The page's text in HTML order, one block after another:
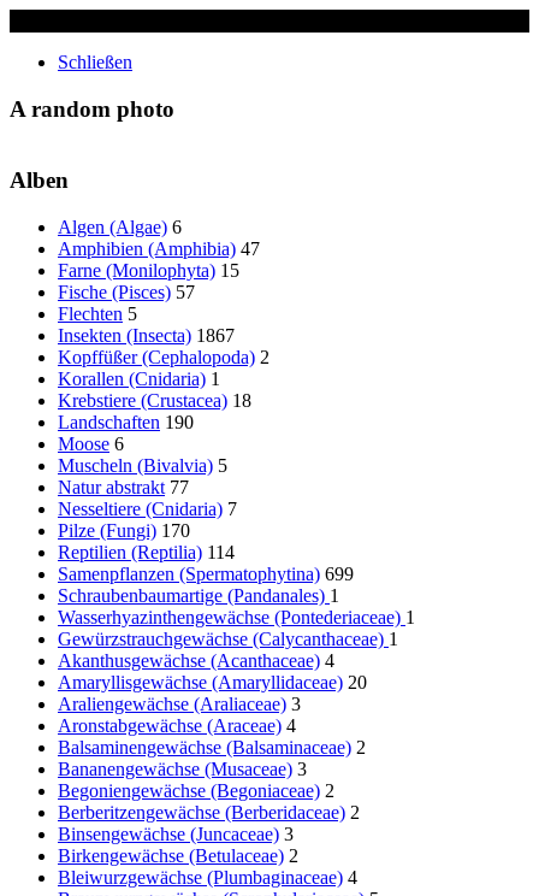
Schließen
A random photo
Alben
Algen (Algae) 6
Amphibien (Amphibia) 47
Farne (Monilophyta) 15
Fische (Pisces) 57
Flechten 5
Insekten (Insecta) 1867
Kopffüßer (Cephalopoda) 2
Korallen (Cnidaria) 1
Krebstiere (Crustacea) 18
Landschaften 190
Moose 6
Muscheln (Bivalvia) 5
Natur abstrakt 77
Nesseltiere (Cnidaria) 7
Pilze (Fungi) 170
Reptilien (Reptilia) 114
Samenpflanzen (Spermatophytina) 699
Schraubenbaumartige (Pandanales) 1
Wasserhyazinthengewächse (Pontederiaceae) 1
Gewürzstrauchgewächse (Calycanthaceae) 1
Akanthusgewächse (Acanthaceae) 4
Amaryllisgewächse (Amaryllidaceae) 20
Araliengewächse (Araliaceae) 3
Aronstabgewächse (Araceae) 4
Balsaminengewächse (Balsaminaceae) 2
Bananengewächse (Musaceae) 3
Begoniengewächse (Begoniaceae) 2
Berberitzengewächse (Berberidaceae) 2
Binsengewächse (Juncaceae) 3
Birkengewächse (Betulaceae) 2
Bleiwurzgewächse (Plumbaginaceae) 4